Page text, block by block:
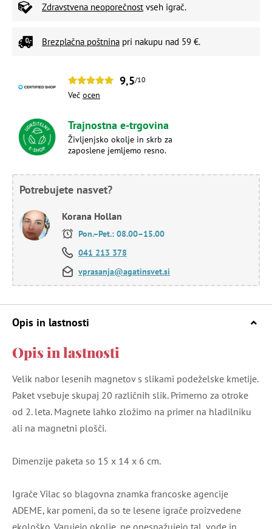
Zdravstvena neoporečnost vseh igrač.
Brezplačna poštnina pri nakupu nad 59 €.
9,5/10
Več ocen
Trajnostna e-trgovina
Življenjsko okolje in skrb za
zaposlene jemljemo resno.
Potrebujete nasvet?
Korana Hollan
Pon.–Pet.: 08.00–15.00
041 213 378
vprasanja@agatinsvet.si
Opis in lastnosti
Opis in lastnosti
Velik nabor lesenih magnetov s slikami podeželske kmetije.
Paket vsebuje skupaj 20 različnih slik. Primerno za otroke
od 2. leta. Magnete lahko zložimo na primer na hladilniku
ali na magnetni plošči.
Dimenzije paketa so 15 x 14 x 6 cm.
Igrače Vilac so blagovna znamka francoske agencije
ADEME, kar pomeni, da so te lesene igrače proizvedene
ekološko. Varujejo okolje, ne onesnažujejo tal, vode in